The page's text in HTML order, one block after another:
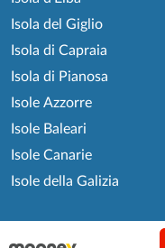
Isola del Giglio
Isola di Capraia
Isola di Pianosa
Isole Azzorre
Isole Baleari
Isole Canarie
Isole della Galizia